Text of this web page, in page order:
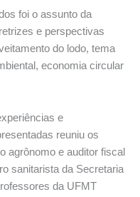
foi o assunto da
e perspectivas
do lodo, tema
economia circular
e
reuniu os
agrônomo e auditor fiscal
sanitarista da Secretaria
da UFMT